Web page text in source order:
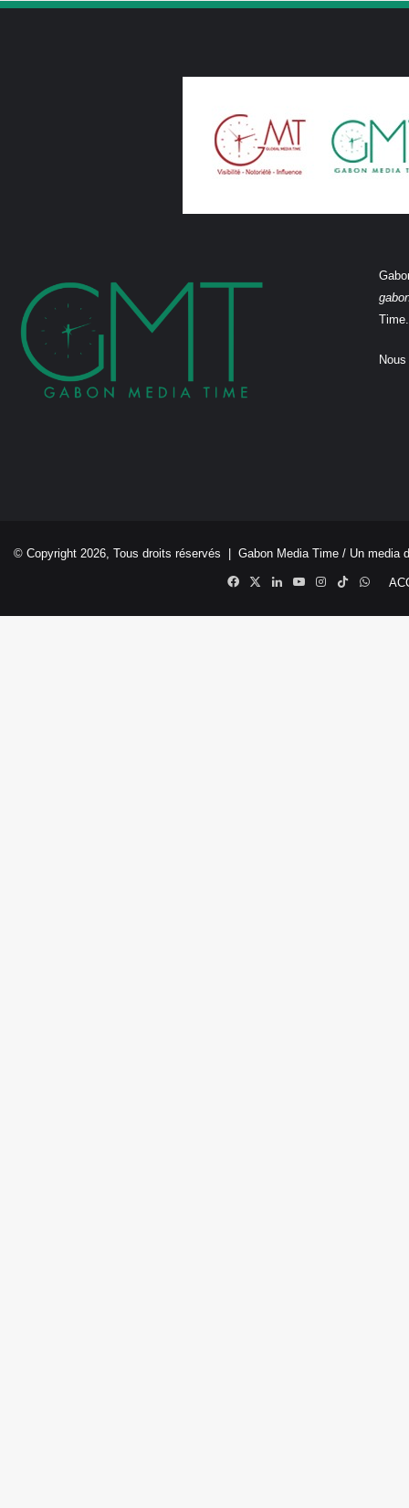
Time.
© Copyright 2026, Tous droits réservés | Gabon Media Time / Un media
Facebook
X LinkedinYouTubeInstagram
TikTok